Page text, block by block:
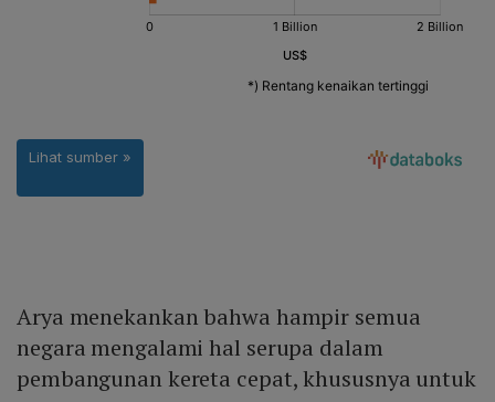
Arya menekankan bahwa hampir semua
negara mengalami hal serupa dalam
pembangunan kereta cepat, khususnya untuk